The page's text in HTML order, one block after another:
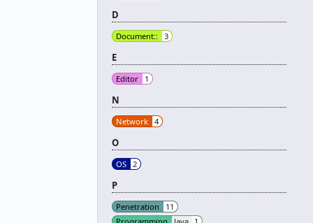
D
Document:: 3
E
Editor 1
N
Network 4
O
OS 2
P
Penetration
11